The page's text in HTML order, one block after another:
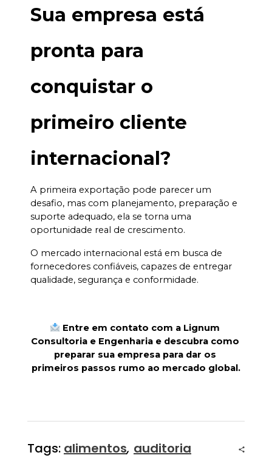
Sua empresa está
pronta para
conquistar o
primeiro cliente
internacional?
A primeira exportação pode parecer um
desafio, mas com planejamento, preparação e
suporte adequado, ela se torna uma
oportunidade real de crescimento.
O mercado internacional está em busca de
fornecedores confiáveis, capazes de entregar
qualidade, segurança e conformidade.
Entre em contato com a Lignum
Consultoria e Engenharia e descubra como
preparar sua empresa para dar os
primeiros passos rumo ao mercado global.
Tags: alimentos, auditoria